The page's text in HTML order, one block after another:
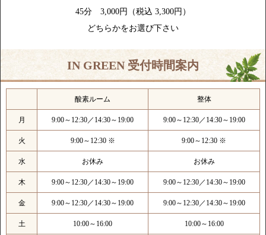
45分 3,000円（税込 3,300円）
どちらかをお選び下さい
IN GREEN 受付時間案内
酸素ルーム 整体
月 9:00～12:30／14:30～19:00 9:00～12:30／14:30～19:00
火 9:00～12:30 ※ 9:00～12:30 ※
水 お休み お休み
木 9:00～12:30／14:30～19:00 9:00～12:30／14:30～19:00
金 9:00～12:30／14:30～19:00 9:00～12:30／14:30～19:00
土 10:00～16:00 10:00～16:00